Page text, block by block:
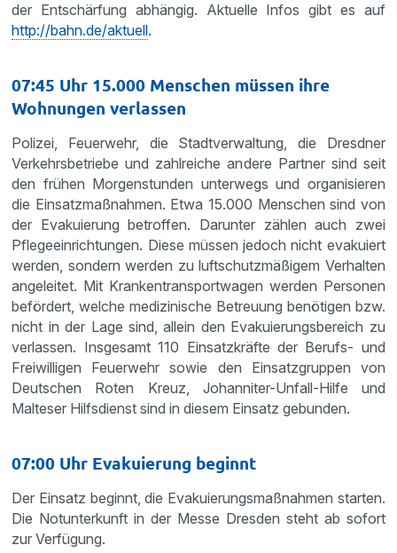
der Entschärfung abhängig. Aktuelle Infos gibt es auf
http://bahn.de/aktuell.
07:45 Uhr 15.000 Menschen müssen ihre
Wohnungen verlassen
Polizei, Feuerwehr, die Stadtverwaltung, die Dresdner
Verkehrsbetriebe und zahlreiche andere Partner sind seit
den frühen Morgenstunden unterwegs und organisieren
die Einsatzmaßnahmen. Etwa 15.000 Menschen sind von
der Evakuierung betroffen. Darunter zählen auch zwei
Pflegeeinrichtungen. Diese müssen jedoch nicht evakuiert
werden, sondern werden zu luftschutzmäßigem Verhalten
angeleitet. Mit Krankentransportwagen werden Personen
befördert, welche medizinische Betreuung benötigen bzw.
nicht in der Lage sind, allein den Evakuierungsbereich zu
verlassen. Insgesamt 110 Einsatzkräfte der Berufs- und
Freiwilligen Feuerwehr sowie den Einsatzgruppen von
Deutschen Roten Kreuz, Johanniter-Unfall-Hilfe und
Malteser Hilfsdienst sind in diesem Einsatz gebunden.
07:00 Uhr Evakuierung beginnt
Der Einsatz beginnt, die Evakuierungsmaßnahmen starten.
Die Notunterkunft in der Messe Dresden steht ab sofort
zur Verfügung.